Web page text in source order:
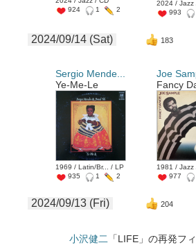
924
1 2
2024 / Jazz
993
2024/09/14 (Sat) 183
Sergio Mende...
Ye-Me-Le
1969 / Latin/Br... / LP
935
1 2
Joe
Fancy
1981 / Jazz
977
2024/09/13 (Fri) 204
小沢健二
「LIFE」の再発フ